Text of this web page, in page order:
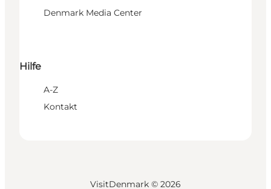
Denmark Media Center
Hilfe
A-Z
Kontakt
VisitDenmark © 2026